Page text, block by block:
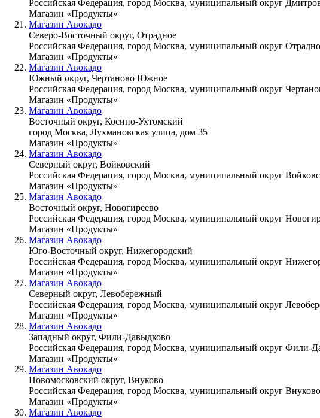
Российская Федерация, город Москва, муниципальный округ
Магазин «Продукты»
Магазин Авокадо
Северо-Восточный округ, Отрадное
Российская Федерация, город Москва, муниципальный округ
Магазин «Продукты»
Магазин Авокадо
Южный округ, Чертаново Южное
Российская Федерация, город Москва, муниципальный округ
Магазин «Продукты»
Магазин Авокадо
Восточный округ, Косино-Ухтомский
город Москва, Лухмановская улица, дом 35
Магазин «Продукты»
Магазин Авокадо
Северный округ, Войковский
Российская Федерация, город Москва, муниципальный округ
Магазин «Продукты»
Магазин Авокадо
Восточный округ, Новогиреево
Российская Федерация, город Москва, муниципальный округ
Магазин «Продукты»
Магазин Авокадо
Юго-Восточный округ, Нижегородский
Российская Федерация, город Москва, муниципальный округ
Магазин «Продукты»
Магазин Авокадо
Северный округ, Левобережный
Российская Федерация, город Москва, муниципальный округ
Магазин «Продукты»
Магазин Авокадо
Западный округ, Фили-Давыдково
Российская Федерация, город Москва, муниципальный округ Фили-
Магазин «Продукты»
Магазин Авокадо
Новомосковский округ, Внуково
Российская Федерация, город Москва, муниципальный округ
Магазин «Продукты»
Магазин Авокадо